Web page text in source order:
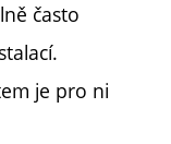
často
je pro ni